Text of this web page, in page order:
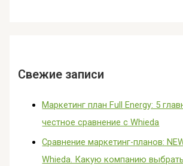
Свежие записи
Маркетинг план Full Energy: 5
честное сравнение с Whieda
Сравнение маркетинг-планов:
Whieda. Какую компанию